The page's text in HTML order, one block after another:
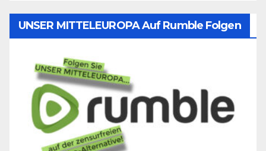
UNSER MITTELEUROPA Auf Rumble Folgen